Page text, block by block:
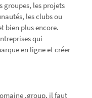
groupes, les projets
les clubs ou
bien plus encore.
qui
en ligne et créer
.group, il faut